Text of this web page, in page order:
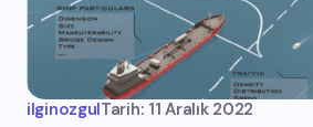
ilginozgulTarih: 11 Aralık 2022